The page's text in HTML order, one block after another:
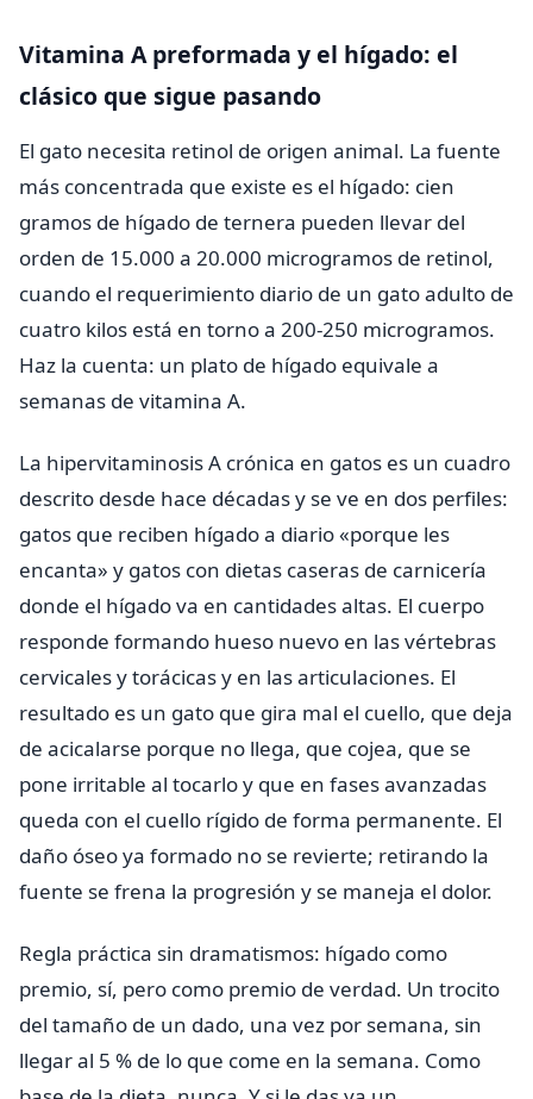
Vitamina A preformada y el hígado: el
clásico que sigue pasando
El gato necesita retinol de origen animal. La fuente
más concentrada que existe es el hígado: cien
gramos de hígado de ternera pueden llevar del
orden de 15.000 a 20.000 microgramos de retinol,
cuando el requerimiento diario de un gato adulto de
cuatro kilos está en torno a 200-250 microgramos.
Haz la cuenta: un plato de hígado equivale a
semanas de vitamina A.
La hipervitaminosis A crónica en gatos es un cuadro
descrito desde hace décadas y se ve en dos perfiles:
gatos que reciben hígado a diario «porque les
encanta» y gatos con dietas caseras de carnicería
donde el hígado va en cantidades altas. El cuerpo
responde formando hueso nuevo en las vértebras
cervicales y torácicas y en las articulaciones. El
resultado es un gato que gira mal el cuello, que deja
de acicalarse porque no llega, que cojea, que se
pone irritable al tocarlo y que en fases avanzadas
queda con el cuello rígido de forma permanente. El
daño óseo ya formado no se revierte; retirando la
fuente se frena la progresión y se maneja el dolor.
Regla práctica sin dramatismos: hígado como
premio, sí, pero como premio de verdad. Un trocito
del tamaño de un dado, una vez por semana, sin
llegar al 5 % de lo que come en la semana. Como